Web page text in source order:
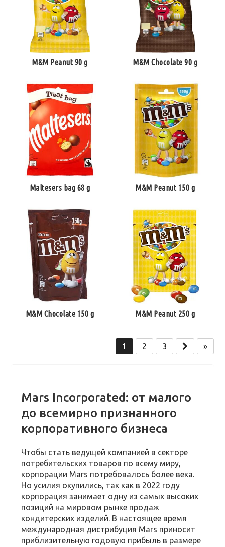
M&M Peanut 90 g M&M Chocolate 90 g
Maltesers bag 68 g M&M Peanut 150 g
M&M Chocolate 150 g M&M Peanut 250 g
1 2 3 »
Mars Incorporated: от малого
до всемирно признанного
корпоративного бизнеса
Чтобы стать ведущей компанией в секторе
потребительских товаров по всему миру,
корпорации Mars потребовалось более века.
Но усилия окупились, так как в 2022 году
корпорация занимает одну из самых высоких
позиций на мировом рынке продаж
кондитерских изделий. В настоящее время
международная дистрибуция Mars приносит
приблизительную годовую прибыль в размере